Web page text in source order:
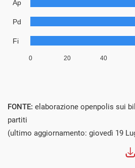
FONTE: elaborazione openpolis sui
partiti
(ultimo aggiornamento: giovedì 19